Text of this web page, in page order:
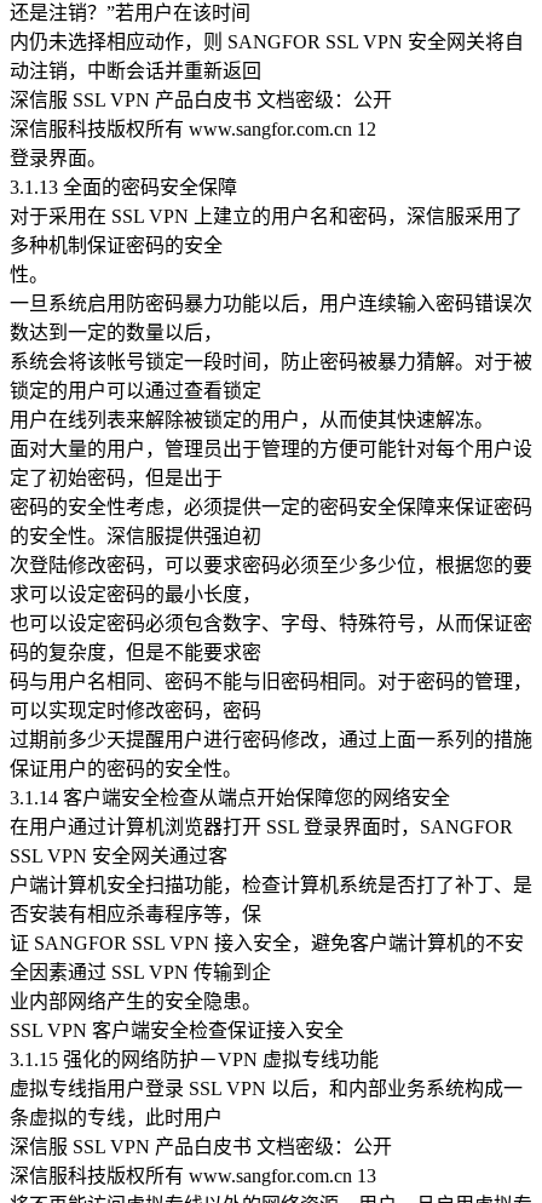
还是注销？”若用户在该时间
内仍未选择相应动作，则 SANGFOR SSL VPN 安全网关将自
动注销，中断会话并重新返回
深信服 SSL VPN 产品白皮书 文档密级：公开
深信服科技版权所有 www.sangfor.com.cn 12
登录界面。
3.1.13 全面的密码安全保障
对于采用在 SSL VPN 上建立的用户名和密码，深信服采用了
多种机制保证密码的安全
性。
一旦系统启用防密码暴力功能以后，用户连续输入密码错误次
数达到一定的数量以后，
系统会将该帐号锁定一段时间，防止密码被暴力猜解。对于被
锁定的用户可以通过查看锁定
用户在线列表来解除被锁定的用户，从而使其快速解冻。
面对大量的用户，管理员出于管理的方便可能针对每个用户设
定了初始密码，但是出于
密码的安全性考虑，必须提供一定的密码安全保障来保证密码
的安全性。深信服提供强迫初
次登陆修改密码，可以要求密码必须至少多少位，根据您的要
求可以设定密码的最小长度，
也可以设定密码必须包含数字、字母、特殊符号，从而保证密
码的复杂度，但是不能要求密
码与用户名相同、密码不能与旧密码相同。对于密码的管理，
可以实现定时修改密码，密码
过期前多少天提醒用户进行密码修改，通过上面一系列的措施
保证用户的密码的安全性。
3.1.14 客户端安全检查从端点开始保障您的网络安全
在用户通过计算机浏览器打开 SSL 登录界面时，SANGFOR
SSL VPN 安全网关通过客
户端计算机安全扫描功能，检查计算机系统是否打了补丁、是
否安装有相应杀毒程序等，保
证 SANGFOR SSL VPN 接入安全，避免客户端计算机的不安
全因素通过 SSL VPN 传输到企
业内部网络产生的安全隐患。
SSL VPN 客户端安全检查保证接入安全
3.1.15 强化的网络防护－VPN 虚拟专线功能
虚拟专线指用户登录 SSL VPN 以后，和内部业务系统构成一
条虚拟的专线，此时用户
深信服 SSL VPN 产品白皮书 文档密级：公开
深信服科技版权所有 www.sangfor.com.cn 13